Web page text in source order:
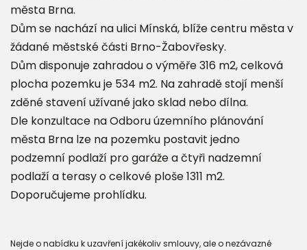
města Brna.
Dům se nachází na ulici Mínská, blíže centru města v
žádané městské části Brno-Žabovřesky.
Dům disponuje zahradou o výměře 316 m2, celková
plocha pozemku je 534 m2. Na zahradě stojí menší
zděné stavení užívané jako sklad nebo dílna.
Dle konzultace na Odboru územního plánování
města Brna lze na pozemku postavit jedno
podzemní podlaží pro garáže a čtyři nadzemní
podlaží a terasy o celkové ploše 1311 m2.
Doporučujeme prohlídku.
Nejde o nabídku k uzavření jakékoliv smlouvy, ale o nezávazné